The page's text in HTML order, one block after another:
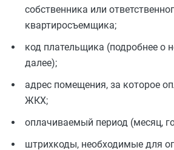
собственника или
квартиросъемщика;
код плательщика (подробнее о
далее);
адрес помещения, за которое
ЖКХ;
оплачиваемый период (месяц,
штрихкоды, необходимые для